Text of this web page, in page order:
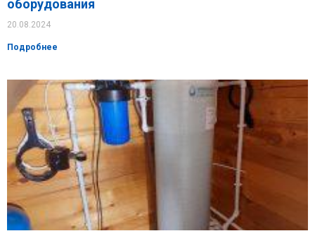
оборудования
20.08.2024
Подробнее